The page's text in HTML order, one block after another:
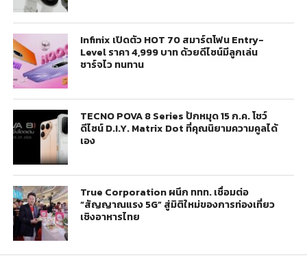
Infinix เปิดตัว HOT 70 สมาร์ตโฟน Entry-
Level ราคา 4,999 บาท ด้วยดีไซน์มีลูกเล่น
ชาร์จไว ทนทาน
TECNO POVA 8 Series ปักหมุด 15 ก.ค. โชว์
ดีไซน์ D.I.Y. Matrix Dot ที่คุณนิยามความคูลได้
เอง
True Corporation ผนึก ททท. เชื่อมต่อ
“สัญญาณแรง 5G” สู่มิติใหม่ของการท่องเที่ยว
เชิงอาหารไทย